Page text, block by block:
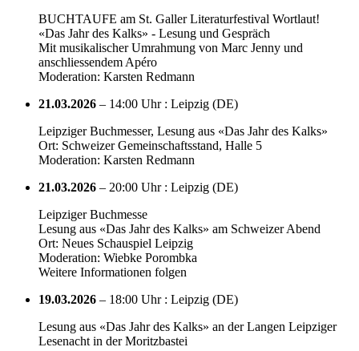
BUCHTAUFE am St. Galler Literaturfestival Wortlaut!
«Das Jahr des Kalks» - Lesung und Gespräch
Mit musikalischer Umrahmung von Marc Jenny und
anschliessendem Apéro
Moderation: Karsten Redmann
21.03.2026 – 14:00 Uhr : Leipzig (DE)
Leipziger Buchmesser, Lesung aus «Das Jahr des Kalks»
Ort: Schweizer Gemeinschaftsstand, Halle 5
Moderation: Karsten Redmann
21.03.2026 – 20:00 Uhr : Leipzig (DE)
Leipziger Buchmesse
Lesung aus «Das Jahr des Kalks» am Schweizer Abend
Ort: Neues Schauspiel Leipzig
Moderation: Wiebke Porombka
Weitere Informationen folgen
19.03.2026 – 18:00 Uhr : Leipzig (DE)
Lesung aus «Das Jahr des Kalks» an der Langen Leipziger
Lesenacht in der Moritzbastei